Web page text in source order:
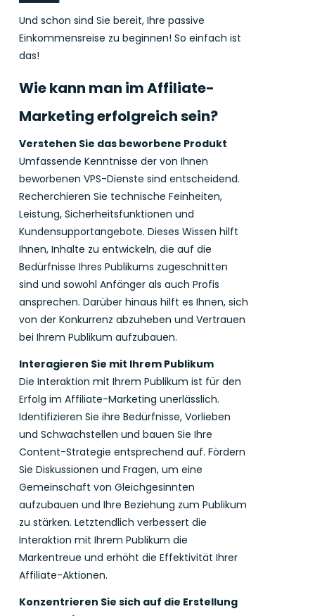
Und schon sind Sie bereit, Ihre passive
Einkommensreise zu beginnen! So einfach ist
das!
Wie kann man im Affiliate-
Marketing erfolgreich sein?
Verstehen Sie das beworbene Produkt
Umfassende Kenntnisse der von Ihnen
beworbenen VPS-Dienste sind entscheidend.
Recherchieren Sie technische Feinheiten,
Leistung, Sicherheitsfunktionen und
Kundensupportangebote. Dieses Wissen hilft
Ihnen, Inhalte zu entwickeln, die auf die
Bedürfnisse Ihres Publikums zugeschnitten
sind und sowohl Anfänger als auch Profis
ansprechen. Darüber hinaus hilft es Ihnen, sich
von der Konkurrenz abzuheben und Vertrauen
bei Ihrem Publikum aufzubauen.
Interagieren Sie mit Ihrem Publikum
Die Interaktion mit Ihrem Publikum ist für den
Erfolg im Affiliate-Marketing unerlässlich.
Identifizieren Sie ihre Bedürfnisse, Vorlieben
und Schwachstellen und bauen Sie Ihre
Content-Strategie entsprechend auf. Fördern
Sie Diskussionen und Fragen, um eine
Gemeinschaft von Gleichgesinnten
aufzubauen und Ihre Beziehung zum Publikum
zu stärken. Letztendlich verbessert die
Interaktion mit Ihrem Publikum die
Markentreue und erhöht die Effektivität Ihrer
Affiliate-Aktionen.
Konzentrieren Sie sich auf die Erstellung